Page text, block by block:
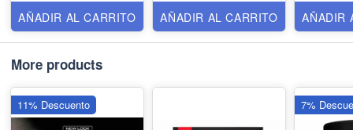
AÑADIR AL CARRITO
AÑADIR AL CARRITO
AÑADIR
More products
11% Descuento 7%